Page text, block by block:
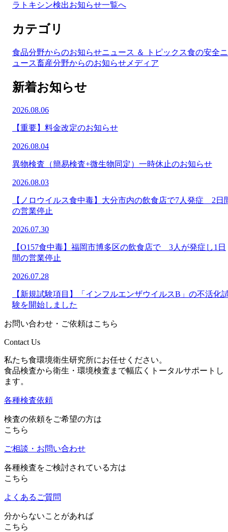
ラトキシン検出お知らせ一覧へ
カテゴリ
食品分野からのお知らせニュース ＆ トピックス食の安全ニ
ュース畜産分野からのお知らせ メディア
新着お知らせ
2026.08.06
【重要】料金改定のお知らせ
2026.08.04
異物検査（簡易検査+微生物同定）一時休止のお知らせ
2026.08.03
【ノロウイルス食中毒】大分市内の飲食店で7人発症 2日
の営業停止
2026.07.30
【O157食中毒】福岡市博多区の飲食店で 3人が発症し1日
間の営業停止
2026.07.28
【新規試験項目】「インフルエンザウイルスB」の不活化
験を開始しました
お問い合わせ・ご依頼はこちら
Contact Us
私たち食環境衛生研究所にお任せください。
食品検査から衛生・環境検査まで幅広くトータルサポートし
ます。
各種検査依頼
検査の依頼をご希望の方は
こちら
ご相談・お問い合わせ
各種検査をご検討されている方は
こちら
よくあるご質問
分からないことがあれば
こちら